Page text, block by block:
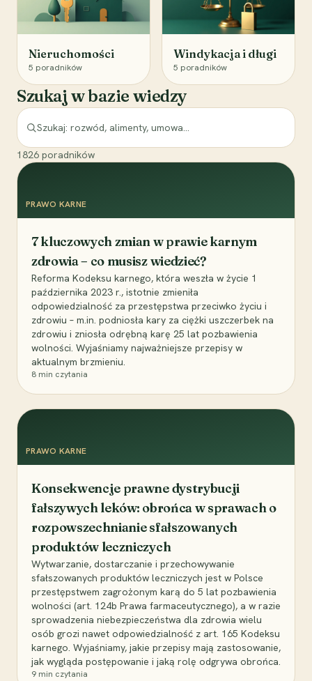
Nieruchomości
5 poradników
Windykacja i długi
5 poradników
Szukaj w bazie wiedzy
1826 poradników
PRAWO KARNE
7 kluczowych zmian w prawie karnym
zdrowia – co musisz wiedzieć?
Reforma Kodeksu karnego, która weszła w życie 1
października 2023 r., istotnie zmieniła
odpowiedzialność za przestępstwa przeciwko życiu i
zdrowiu – m.in. podniosła kary za ciężki uszczerbek na
zdrowiu i zniosła odrębną karę 25 lat pozbawienia
wolności. Wyjaśniamy najważniejsze przepisy w
aktualnym brzmieniu.
8 min czytania
PRAWO KARNE
Konsekwencje prawne dystrybucji
fałszywych leków: obrońca w sprawach o
rozpowszechnianie sfałszowanych
produktów leczniczych
Wytwarzanie, dostarczanie i przechowywanie
sfałszowanych produktów leczniczych jest w Polsce
przestępstwem zagrożonym karą do 5 lat pozbawienia
wolności (art. 124b Prawa farmaceutycznego), a w razie
sprowadzenia niebezpieczeństwa dla zdrowia wielu
osób grozi nawet odpowiedzialność z art. 165 Kodeksu
karnego. Wyjaśniamy, jakie przepisy mają zastosowanie,
jak wygląda postępowanie i jaką rolę odgrywa obrońca.
9 min czytania